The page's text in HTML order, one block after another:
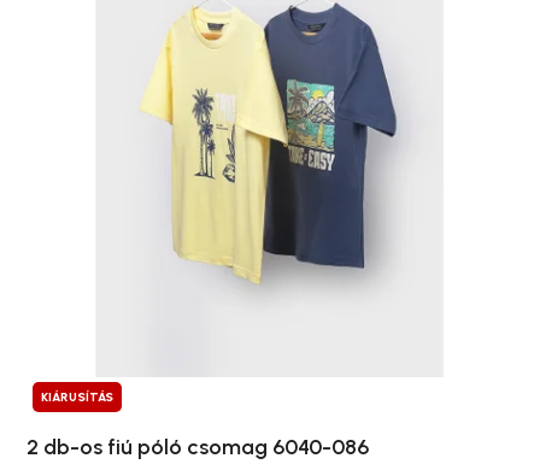
KIÁRUSÍTÁS
2 db-os fiú póló csomag 6040-086